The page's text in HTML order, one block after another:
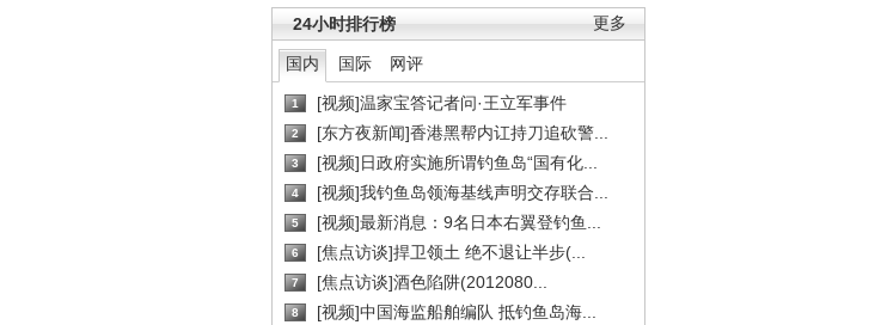
更多
24小时排行榜
国内 国际 网评
1 [视频]温家宝答记者问·王立军事件
2 [东方夜新闻]香港黑帮内讧持刀追砍警...
3 [视频]日政府实施所谓钓鱼岛“国有化...
4 [视频]我钓鱼岛领海基线声明交存联合...
5 [视频]最新消息：9名日本右翼登钓鱼...
6 [焦点访谈]捍卫领土 绝不退让半步(...
7 [焦点访谈]酒色陷阱(2012080...
8 [视频]中国海监船舶编队 抵钓鱼岛海...